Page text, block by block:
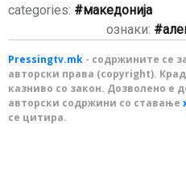
categories:
македонија
ознаки:
Pressingtv.mk - содржините се
авторски права (copyright).
казниво со закон. Дозволено е
авторски содржини со ставање
се цитира.